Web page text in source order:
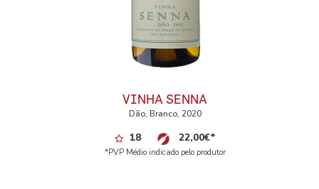
VINHA SENNA
Dão, Branco, 2020
18 22,00€*
*PVP Médio indicado pelo produtor